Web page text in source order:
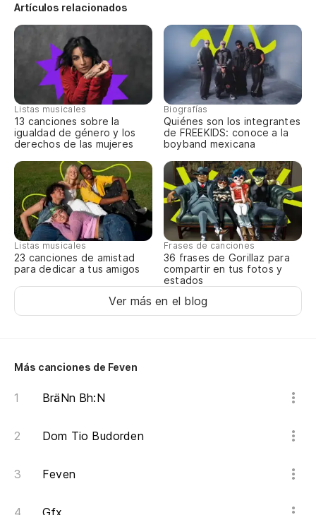
Artículos relacionados
Listas musicales
13 canciones sobre la
igualdad de género y los
derechos de las mujeres
Biografías
Quiénes son los integrantes
de FREEKIDS: conoce a la
boyband mexicana
Listas musicales
23 canciones de amistad
para dedicar a tus amigos
Frases de canciones
36 frases de Gorillaz para
compartir en tus fotos y
estados
Ver más en el blog
Más canciones de Feven
BräNn Bh:N
Dom Tio Budorden
Feven